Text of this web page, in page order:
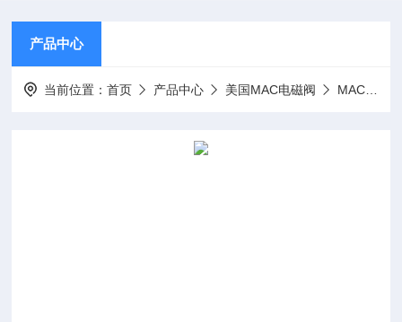
产品中心
当前位置：首页 产品中心 美国MAC电磁阀 MAC比例阀